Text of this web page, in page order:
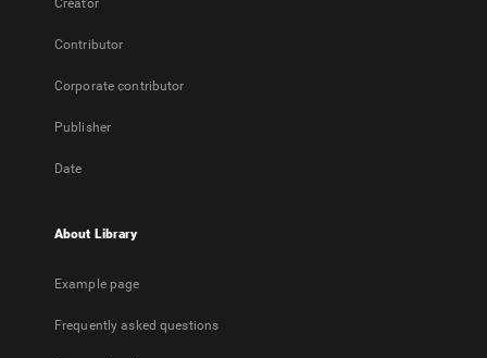
Creator
Contributor
Corporate contributor
Publisher
Date
About Library
Example page
Frequently asked questions